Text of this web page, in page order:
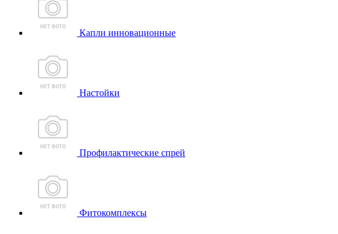
Капли инновационные
Настойки
Профилактические спрей
Фитокомплексы